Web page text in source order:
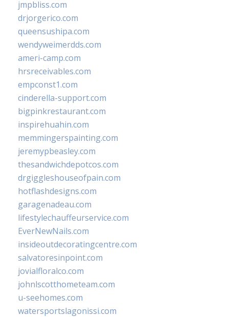
jmpbliss.com
drjorgerico.com
queensushipa.com
wendyweimerdds.com
ameri-camp.com
hrsreceivables.com
empconst1.com
cinderella-support.com
bigpinkrestaurant.com
inspirehuahin.com
memmingerspainting.com
jeremypbeasley.com
thesandwichdepotcos.com
drgiggleshouseofpain.com
hotflashdesigns.com
garagenadeau.com
lifestylechauffeurservice.com
EverNewNails.com
insideoutdecoratingcentre.com
salvatoresinpoint.com
jovialfloralco.com
johnlscotthometeam.com
u-seehomes.com
watersportslagonissi.com